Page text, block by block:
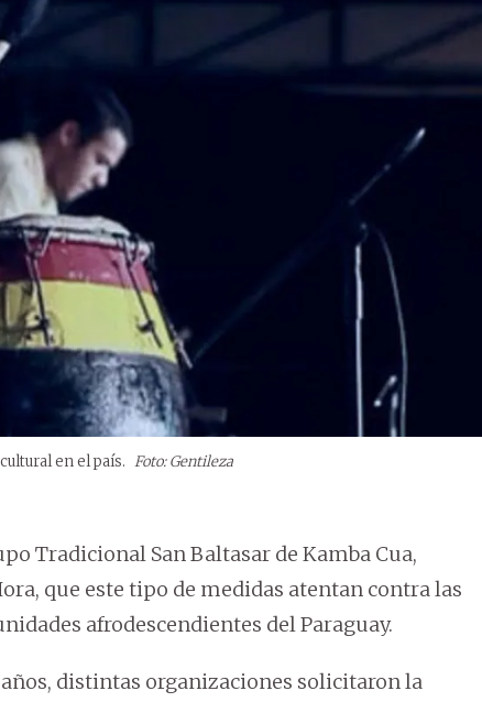
en el país. Foto: Gentileza
Tradicional San Baltasar de Kamba Cua,
que este tipo de medidas atentan contra las
afrodescendientes del Paraguay.
distintas organizaciones solicitaron la